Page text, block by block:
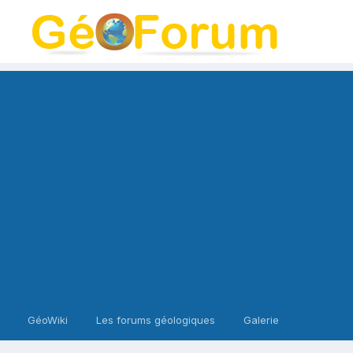
GéoWiki Les forums géologiques Galerie